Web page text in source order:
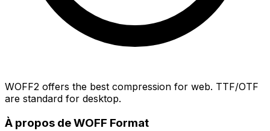
WOFF2 offers the best compression for web. TTF/OTF
are standard for desktop.
À propos de WOFF Format